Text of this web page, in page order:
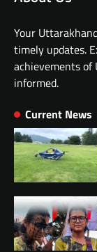
Your
timely updates.
achievements of
informed.
Current News